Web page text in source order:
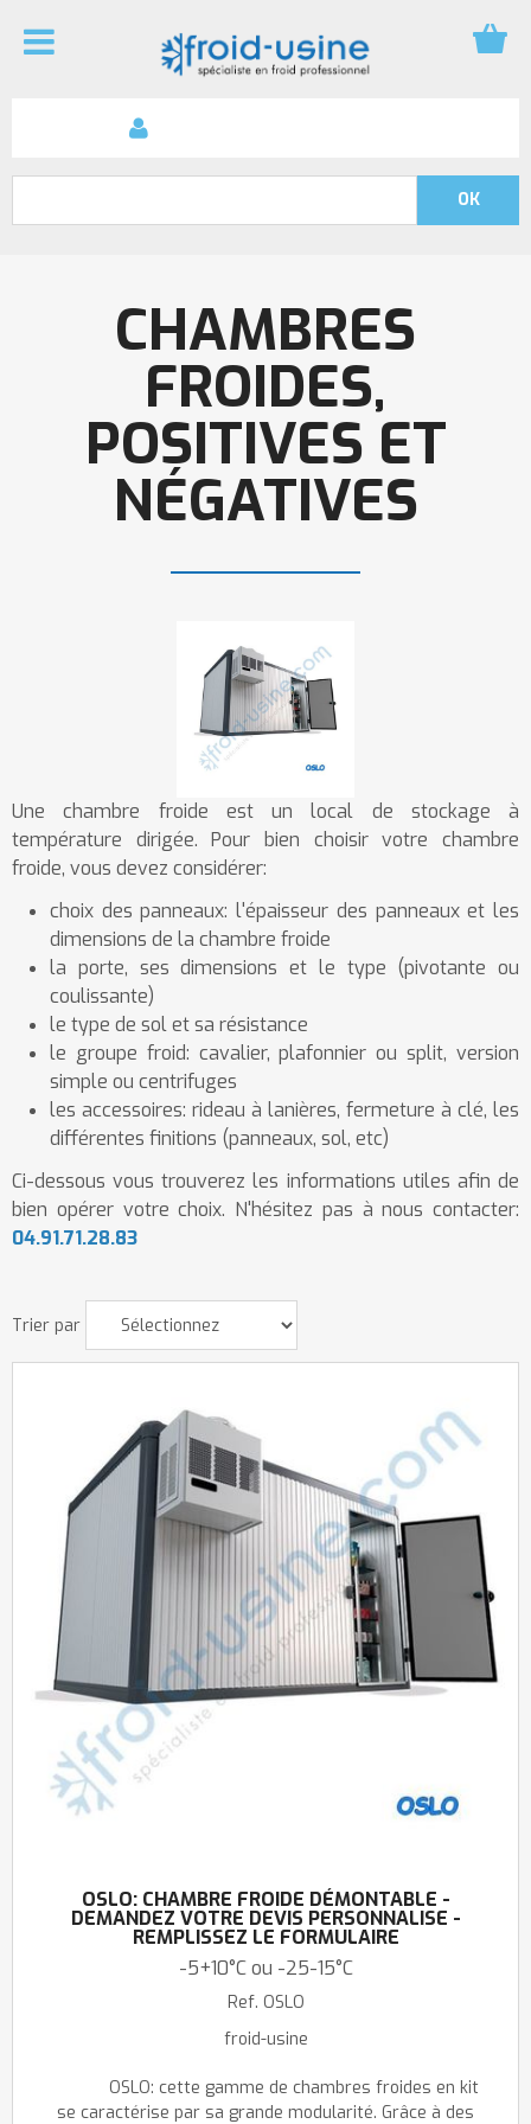
CHAMBRES
FROIDES,
POSITIVES ET
NÉGATIVES
Une chambre froide est un local de stockage à
température dirigée. Pour bien choisir votre chambre
froide, vous devez considérer:
choix des panneaux: l'épaisseur des panneaux et les
dimensions de la chambre froide
la porte, ses dimensions et le type (pivotante ou
coulissante)
le type de sol et sa résistance
le groupe froid: cavalier, plafonnier ou split, version
simple ou centrifuges
les accessoires: rideau à lanières, fermeture à clé, les
différentes finitions (panneaux, sol, etc)
Ci-dessous vous trouverez les informations utiles afin de
bien opérer votre choix. N'hésitez pas à nous contacter:
04.91.71.28.83
Trier par
OSLO: CHAMBRE FROIDE DÉMONTABLE -
DEMANDEZ VOTRE DEVIS PERSONNALISE -
REMPLISSEZ LE FORMULAIRE
-5+10°C ou -25-15°C
Ref. OSLO
froid-usine
OSLO: cette gamme de chambres froides en kit
se caractérise par sa grande modularité. Grâce à des